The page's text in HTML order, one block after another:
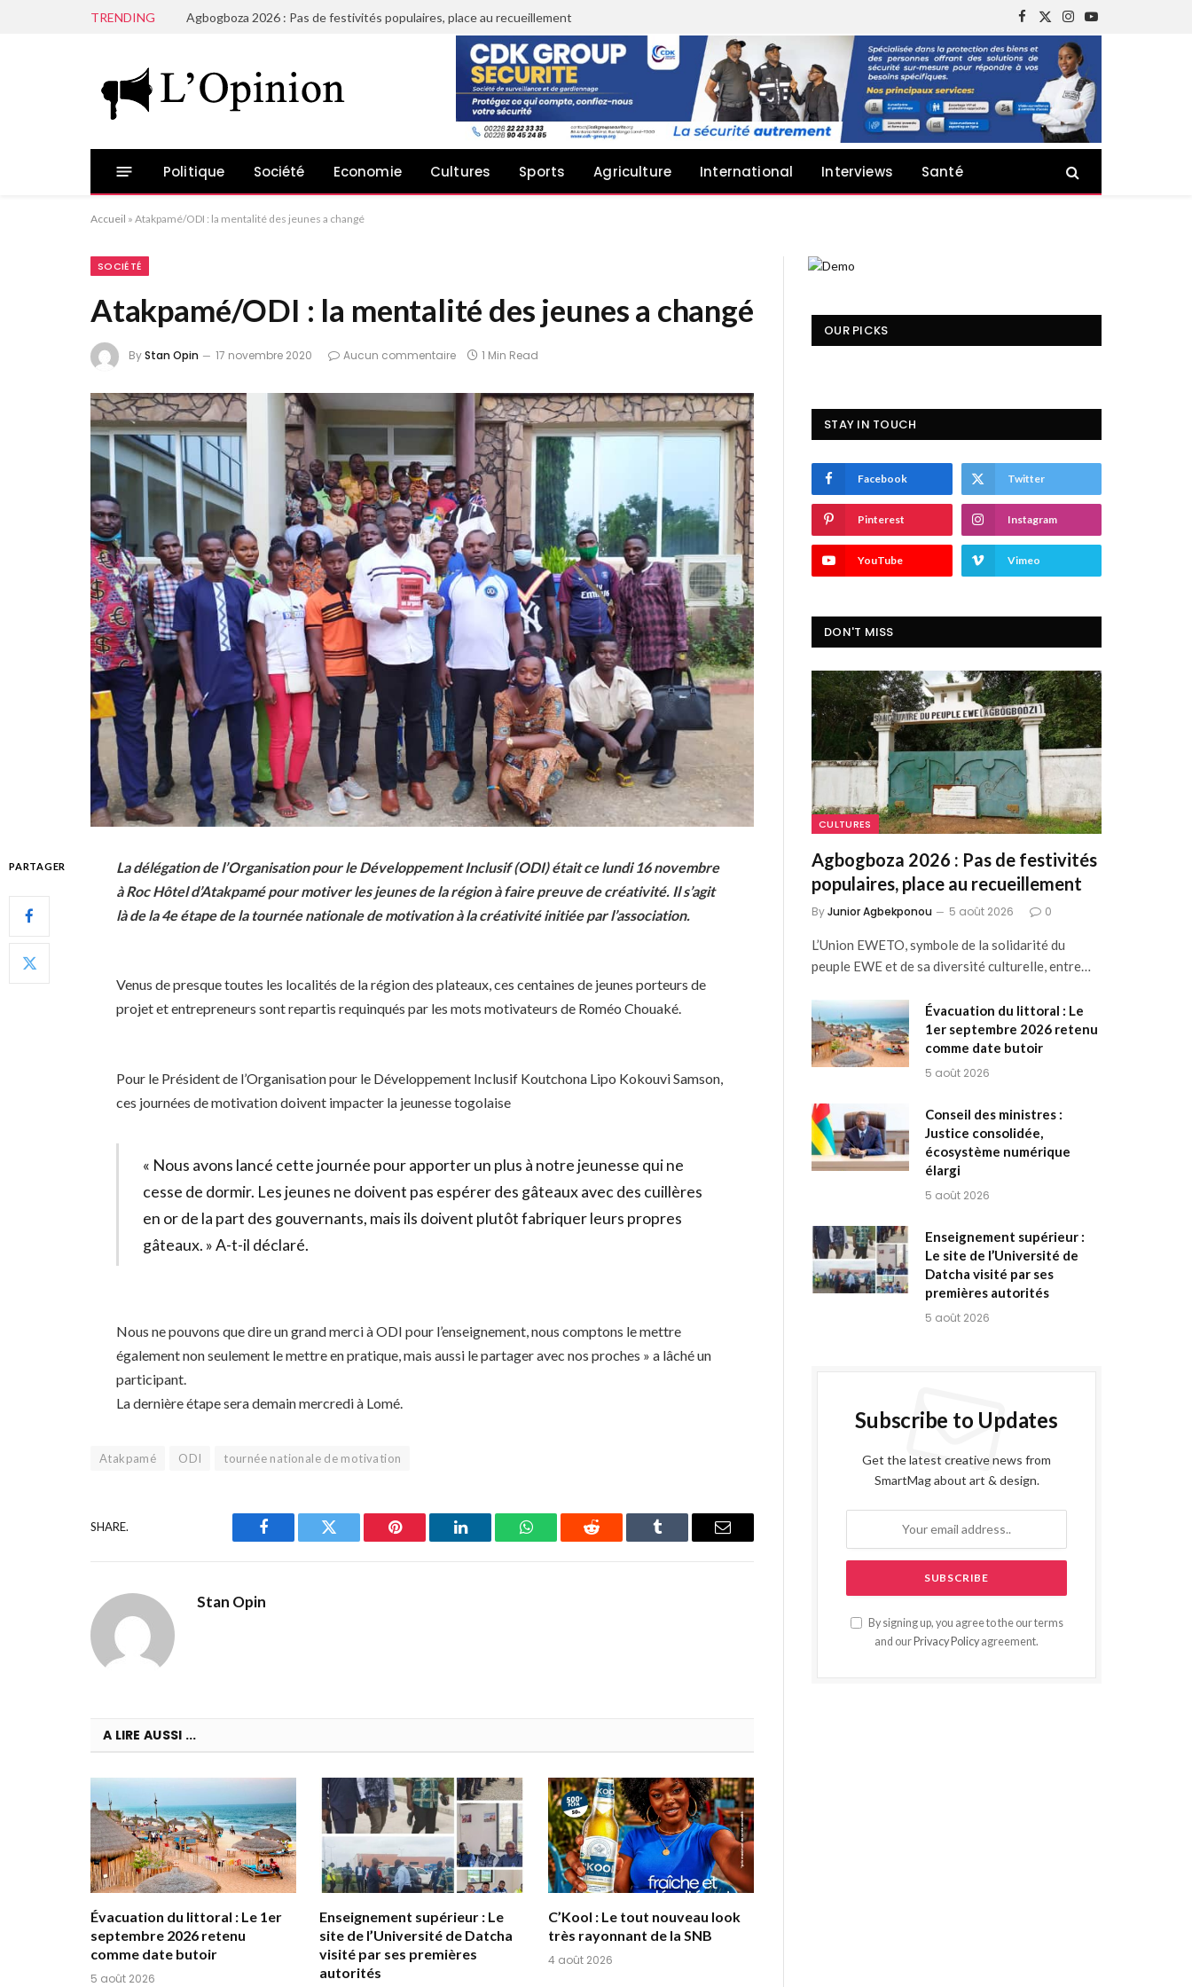
TRENDING Agbogboza 2026 : Pas de festivités populaires, place au recueillement
Facebook
X
(Twitter)
Instagram
YouTube
Politique Société Economie Cultures Sports Agriculture International Interviews Santé
Accueil » Atakpamé/ODI : la mentalité des jeunes a changé
SOCIÉTÉ
Atakpamé/ODI : la mentalité des jeunes a changé
ByStan Opin 17 novembre 2020 Aucun commentaire 1 Min Read
PARTAGER
La délégation de l’Organisation pour le Développement Inclusif (ODI) était ce lundi 16 novembre
à Roc Hôtel d’Atakpamé pour motiver les jeunes de la région à faire preuve de créativité. Il s’agit
là de la 4e étape de la tournée nationale de motivation à la créativité initiée par l’association.
Venus de presque toutes les localités de la région des plateaux, ces centaines de jeunes porteurs de
projet et entrepreneurs sont repartis requinqués par les mots motivateurs de Roméo Chouaké.
Pour le Président de l’Organisation pour le Développement Inclusif Koutchona Lipo Kokouvi Samson,
ces journées de motivation doivent impacter la jeunesse togolaise
« Nous avons lancé cette journée pour apporter un plus à notre jeunesse qui ne
cesse de dormir. Les jeunes ne doivent pas espérer des gâteaux avec des cuillères
en or de la part des gouvernants, mais ils doivent plutôt fabriquer leurs propres
gâteaux. » A-t-il déclaré.
Nous ne pouvons que dire un grand merci à ODI pour l’enseignement, nous comptons le mettre
également non seulement le mettre en pratique, mais aussi le partager avec nos proches » a lâché un
participant.
La dernière étape sera demain mercredi à Lomé.
Atakpamé ODI tournée nationale de motivation
SHARE.
Facebook Twitter Pinterest LinkedIn WhatsAppReddit Tumblr Email
Stan Opin
A LIRE AUSSI ...
Évacuation du littoral : Le 1er
septembre 2026 retenu
comme date butoir
5 août 2026
Enseignement supérieur : Le
site de l’Université de Datcha
visité par ses premières
autorités
C’Kool : Le tout nouveau look
très rayonnant de la SNB
4 août 2026
OUR PICKS
STAY IN TOUCH
Facebook Twitter
Pinterest Instagram
YouTube Vimeo
DON'T MISS
CULTURES
Agbogboza 2026 : Pas de festivités
populaires, place au recueillement
ByJunior Agbekponou 5 août 2026 0
L’Union EWETO, symbole de la solidarité du
peuple EWE et de sa diversité culturelle, entre…
Évacuation du littoral : Le
1er septembre 2026 retenu
comme date butoir
5 août 2026
Conseil des ministres :
Justice consolidée,
écosystème numérique
élargi
5 août 2026
Enseignement supérieur :
Le site de l’Université de
Datcha visité par ses
premières autorités
5 août 2026
Subscribe to Updates
Get the latest creative news from
SmartMag about art & design.
By signing up, you agree to the our terms
and our Privacy Policy agreement.